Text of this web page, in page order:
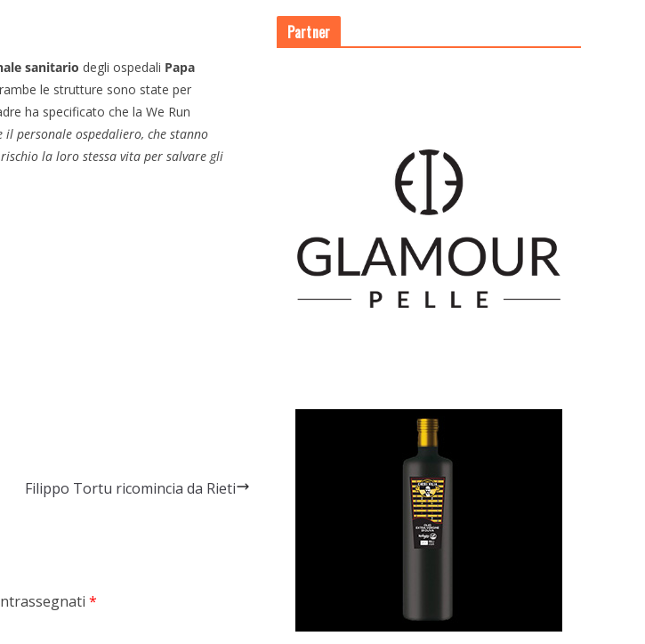
sanitario degli ospedali Papa
le strutture sono state per
ha specificato che la We Run
personale ospedaliero, che stanno
la loro stessa vita per salvare gli
Filippo Tortu ricomincia da Rieti
*
Partner